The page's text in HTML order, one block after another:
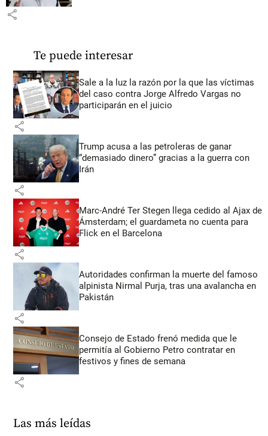
share
Te puede interesar
Sale a la luz la razón por la que las víctimas
del caso contra Jorge Alfredo Vargas no
participarán en el juicio
share
Trump acusa a las petroleras de ganar
“demasiado dinero” gracias a la guerra con
Irán
share
Marc-André Ter Stegen llega cedido al Ajax de
Ámsterdam; el guardameta no cuenta para
Flick en el Barcelona
share
Autoridades confirman la muerte del famoso
alpinista Nirmal Purja, tras una avalancha en
Pakistán
share
Consejo de Estado frenó medida que le
permitía al Gobierno Petro contratar en
festivos y fines de semana
share
Las más leídas